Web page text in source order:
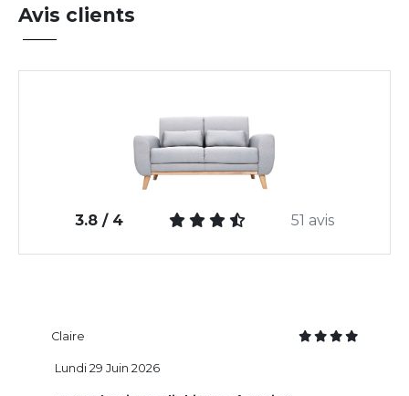
Avis clients
3.8 / 4 51 avis
Claire
Lundi 29 Juin 2026